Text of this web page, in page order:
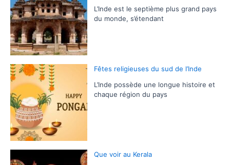
L’Inde est le septième plus grand pays
du monde, s’étendant
Fêtes religieuses du sud de l’Inde
L’Inde possède une longue histoire et
chaque région du pays
Que voir au Kerala